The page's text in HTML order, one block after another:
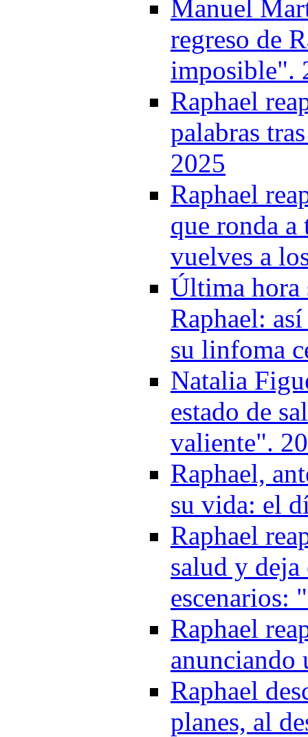
Manuel
regreso de
imposible".
Raphael
palabras
2025
Raphael
que ronda a
vuelves a
Última hora
Raphael:
su linfoma
Natalia
estado de
valiente".
Raphael,
su vida: el
Raphael
salud y deja
escenarios:
Raphael
anunciando
Raphael
planes, al